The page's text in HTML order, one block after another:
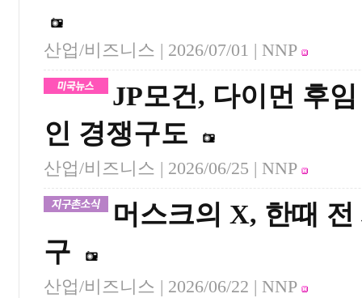
산업/비즈니스 | 2026/07/01 | NNP
JP모건, 다이먼 후
인 경쟁구도
산업/비즈니스 | 2026/06/25 | NNP
머스크의 X, 한때
구
산업/비즈니스 | 2026/06/22 | NNP